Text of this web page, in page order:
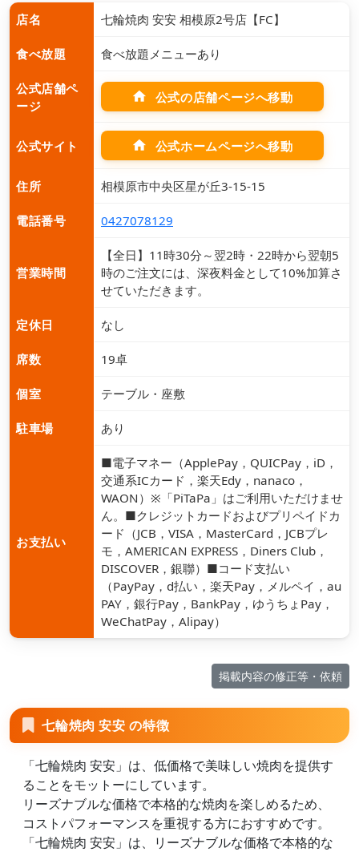
店名 七輪焼肉 安安 相模原2号店【FC】
食べ放題 食べ放題メニューあり
公式店舗ペ
ージ
home 公式の店舗ページへ移動
公式サイト home 公式ホームページへ移動
住所 相模原市中央区星が丘3-15-15
電話番号 0427078129
営業時間
【全日】11時30分～翌2時・22時から翌朝5
時のご注文には、深夜料金として10%加算さ
せていただきます。
定休日 なし
席数 19卓
個室 テーブル・座敷
駐車場 あり
お支払い
■電子マネー（ApplePay，QUICPay，iD，
交通系ICカード，楽天Edy，nanaco，
WAON）※「PiTaPa」はご利用いただけませ
ん。■クレジットカードおよびプリペイドカ
ード（JCB，VISA，MasterCard，JCBプレ
モ，AMERICAN EXPRESS，Diners Club，
DISCOVER，銀聯）■コード支払い
（PayPay，d払い，楽天Pay，メルペイ，au
PAY，銀行Pay，BankPay，ゆうちょPay，
WeChatPay，Alipay）
掲載内容の修正等・依頼
七輪焼肉 安安 の特徴
「七輪焼肉 安安」は、低価格で美味しい焼肉を提供す
ることをモットーにしています。
リーズナブルな価格で本格的な焼肉を楽しめるため、
コストパフォーマンスを重視する方におすすめです。
「七輪焼肉 安安」は、リーズナブルな価格で本格的な